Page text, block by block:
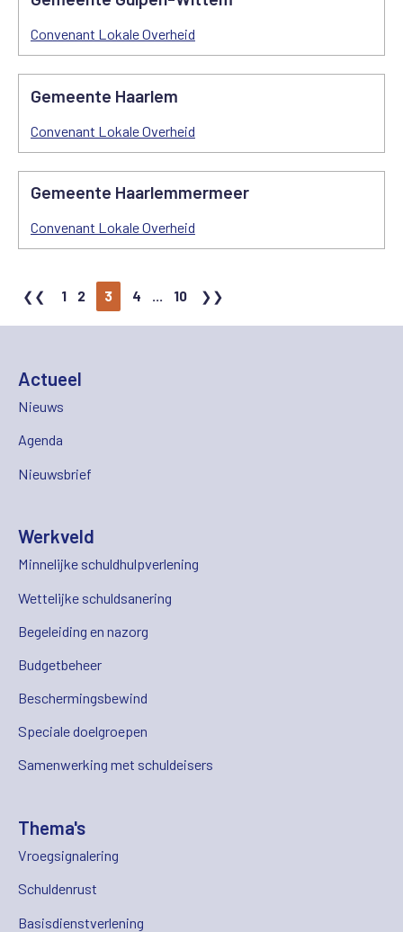
Convenant Lokale Overheid
Gemeente Haarlem
Convenant Lokale Overheid
Gemeente Haarlemmermeer
Convenant Lokale Overheid
1 2 3 4 ... 10
Actueel
Nieuws
Agenda
Nieuwsbrief
Werkveld
Minnelijke schuldhulpverlening
Wettelijke schuldsanering
Begeleiding en nazorg
Budgetbeheer
Beschermingsbewind
Speciale doelgroepen
Samenwerking met schuldeisers
Thema's
Vroegsignalering
Schuldenrust
Basisdienstverlening